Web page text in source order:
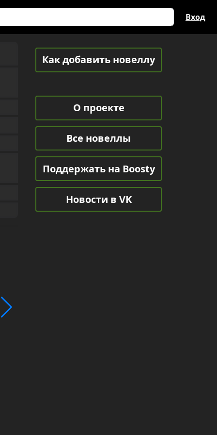
Вход
Как добавить новеллу
О проекте
Все новеллы
Поддержать на Boosty
Новости в VK